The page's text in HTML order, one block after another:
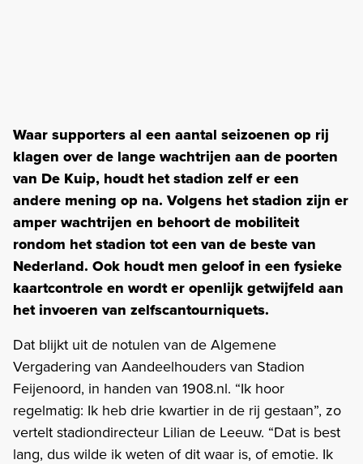
Waar supporters al een aantal seizoenen op rij
klagen over de lange wachtrijen aan de poorten
van De Kuip, houdt het stadion zelf er een
andere mening op na. Volgens het stadion zijn er
amper wachtrijen en behoort de mobiliteit
rondom het stadion tot een van de beste van
Nederland. Ook houdt men geloof in een fysieke
kaartcontrole en wordt er openlijk getwijfeld aan
het invoeren van zelfscantourniquets.
Dat blijkt uit de notulen van de Algemene
Vergadering van Aandeelhouders van Stadion
Feijenoord, in handen van 1908.nl. “Ik hoor
regelmatig: Ik heb drie kwartier in de rij gestaan”, zo
vertelt stadiondirecteur Lilian de Leeuw. “Dat is best
lang, dus wilde ik weten of dit waar is, of emotie. Ik